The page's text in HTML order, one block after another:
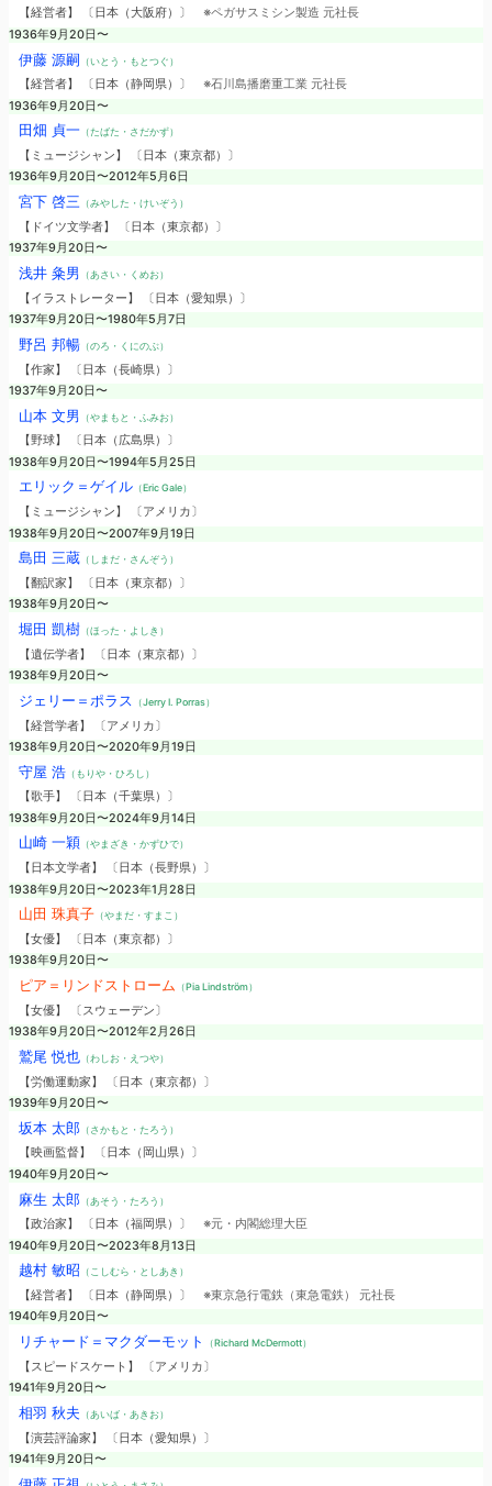
【経営者】 〔日本（大阪府）〕 ※ペガサスミシン製造 元社長
1936年9月20日〜
伊藤 源嗣 （いとう・もとつぐ）
【経営者】 〔日本（静岡県）〕 ※石川島播磨重工業 元社長
1936年9月20日〜
田畑 貞一（たばた・さだかず）
【ミュージシャン】 〔日本（東京都）〕
1936年9月20日〜2012年5月6日
宮下 啓三 （みやした・けいぞう）
【ドイツ文学者】 〔日本（東京都）〕
1937年9月20日〜
浅井 粂男 （あさい・くめお）
【イラストレーター】 〔日本（愛知県）〕
1937年9月20日〜1980年5月7日
野呂 邦暢（のろ・くにのぶ）
【作家】 〔日本（長崎県）〕
1937年9月20日〜
山本 文男 （やまもと・ふみお）
【野球】 〔日本（広島県）〕
1938年9月20日〜1994年5月25日
エリック＝ゲイル（Eric Gale）
【ミュージシャン】 〔アメリカ〕
1938年9月20日〜2007年9月19日
島田 三蔵（しまだ・さんぞう）
【翻訳家】 〔日本（東京都）〕
1938年9月20日〜
堀田 凱樹（ほった・よしき）
【遺伝学者】 〔日本（東京都）〕
1938年9月20日〜
ジェリー＝ポラス （Jerry I. Porras）
【経営学者】 〔アメリカ〕
1938年9月20日〜2020年9月19日
守屋 浩（もりや・ひろし）
【歌手】 〔日本（千葉県）〕
1938年9月20日〜2024年9月14日
山崎 一穎 （やまざき・かずひで）
【日本文学者】 〔日本（長野県）〕
1938年9月20日〜2023年1月28日
山田 珠真子（やまだ・すまこ）
【女優】 〔日本（東京都）〕
1938年9月20日〜
ピア＝リンドストローム （Pia Lindström）
【女優】 〔スウェーデン〕
1938年9月20日〜2012年2月26日
鷲尾 悦也（わしお・えつや）
【労働運動家】 〔日本（東京都）〕
1939年9月20日〜
坂本 太郎（さかもと・たろう）
【映画監督】 〔日本（岡山県）〕
1940年9月20日〜
麻生 太郎（あそう・たろう）
【政治家】 〔日本（福岡県）〕 ※元・内閣総理大臣
1940年9月20日〜2023年8月13日
越村 敏昭 （こしむら・としあき）
【経営者】 〔日本（静岡県）〕 ※東京急行電鉄（東急電鉄） 元社長
1940年9月20日〜
リチャード＝マクダーモット （Richard McDermott）
【スピードスケート】 〔アメリカ〕
1941年9月20日〜
相羽 秋夫 （あいば・あきお）
【演芸評論家】 〔日本（愛知県）〕
1941年9月20日〜